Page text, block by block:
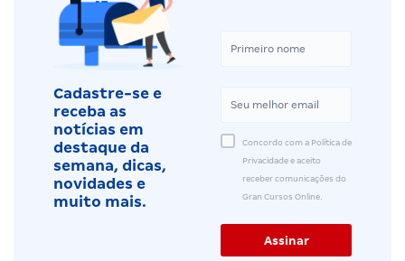
Cadastre-se e
receba as
notícias em
destaque da
semana, dicas,
novidades e
muito mais.
Concordo com a Política de
Privacidade e aceito
receber comunicações do
Gran Cursos Online.